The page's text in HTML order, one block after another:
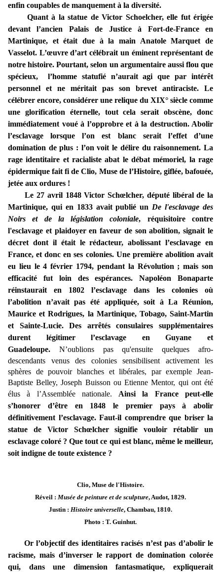
enfin coupables de manquement à la diversité.
Quant à la statue de Victor Schoelcher, elle fut érigée
devant l’ancien Palais de Justice à Fort-de-France en
Martinique, et était due à la main Anatole Marquet de
Vasselot. L’œuvre d’art célébrait un éminent représentant de
notre histoire. Pourtant, selon un argumentaire aussi flou que
spécieux, l’homme statufié n’aurait agi que par intérêt
personnel et ne méritait pas son brevet antiraciste. Le
célébrer encore, considérer une relique du XIX° siècle comme
une glorification éternelle, tout cela serait obscène, donc
immédiatement voué à l’opprobre et à la destruction. Abolir
l’esclavage lorsque l’on est blanc serait l’effet d’une
domination de plus : l’on voit le délire du raisonnement. La
rage identitaire et racialiste abat le débat mémoriel, la rage
épidermique fait fi de Clio, Muse de l’Histoire, giflée, bafouée,
jetée aux ordures !
Le 27 avril 1848 Victor Schœlcher, député libéral de la
Martinique, qui en 1833 avait publié un De l'esclavage des
Noirs et de la législation coloniale, réquisitoire contre
l'esclavage et plaidoyer en faveur de son abolition, signait le
décret dont il était le rédacteur, abolissant l’esclavage en
France, et donc en ses colonies. Une première abolition avait
eu lieu le 4 février 1794, pendant la Révolution ; mais son
efficacité fut loin des espérances. Napoléon Bonaparte
réinstaurait en 1802 l’esclavage dans les colonies où
l’abolition n’avait pas été appliquée, soit à La Réunion,
Maurice et Rodrigues, la Martinique, Tobago, Saint-Martin
et Sainte-Lucie. Des arrêtés consulaires supplémentaires
durent légitimer l’esclavage en Guyane et
Guadeloupe. N’oublions pas qu'ensuite quelques afro-
descendants venus des colonies sensibilisent activement les
sphères de pouvoir blanches et libérales, par exemple Jean-
Baptiste Belley, Joseph Buisson ou Etienne Mentor, qui ont été
élus à l’Assemblée nationale. Ainsi la France peut-elle
s’honorer d’être en 1848 le premier pays à abolir
définitivement l’esclavage. Faut-il comprendre que briser la
statue de Victor Schœlcher signifie vouloir rétablir un
esclavage coloré ? Que tout ce qui est blanc, même le meilleur,
soit indigne de toute existence ?
Clio, Muse de l'Histoire.
Réveil : Musée de peinture et de sculpture, Audot, 1829.
Justin : Histoire universelle, Chambau, 1810.
Photo : T. Guinhut.
Or l’objectif des identitaires racisés n’est pas d’abolir le
racisme, mais d’inverser le rapport de domination colorée
qui, dans une dimension fantasmatique, expliquerait